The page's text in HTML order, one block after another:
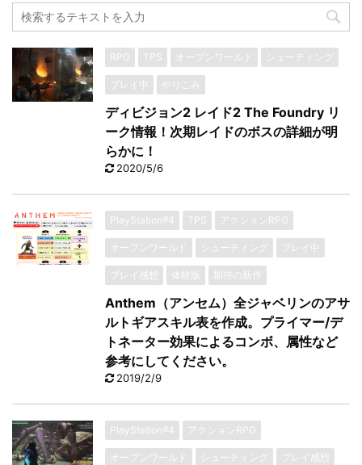
RPG TPS オープンワールド シューティング
プレイ中 やりこみ
ディビジョン2 レイド2 The Foundry リ
ーク情報！次期レイドのボスの詳細が明
らかに！
2020/5/6
PlayStation®4 TPS アクションRPG
オープンワールド シューティング プレイ中
プレイ感想 体験版 期待の新作
Anthem（アンセム）全ジャベリンのアサ
ルトギアスキル表を作成。プライマー/デ
トネーター効果によるコンボ、属性など
参考にしてください。
2019/2/9
PlayStation®4 アクションRPG
オープンワールド シューティング プレイ感想